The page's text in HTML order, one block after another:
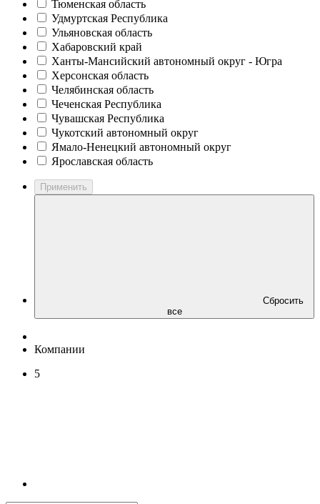
Тюменская область
Удмуртская Республика
Ульяновская область
Хабаровский край
Ханты-Мансийский автономный округ - Югра
Херсонская область
Челябинская область
Чеченская Республика
Чувашская Республика
Чукотский автономный округ
Ямало-Ненецкий автономный округ
Ярославская область
Применить
Сбросить
все
Компании
5